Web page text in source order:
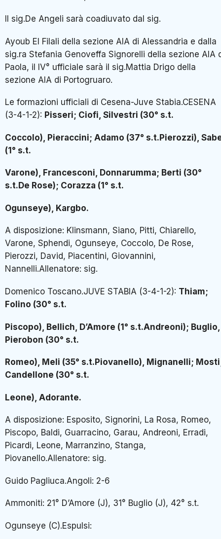
Il sig.De Angeli sarà coadiuvato dal sig.
Ayoub El Filali della sezione AIA di Alessandria e dalla
sig.ra Stefania Genoveffa Signorelli della sezione AIA
Paola, il IV° ufficiale sarà il sig.Mattia Drigo della
sezione AIA di Portogruaro.
Le formazioni ufficiali di Cesena-Juve Stabia.CESENA
(3-4-1-2): Pisseri; Ciofi, Silvestri (30° s.t.
Coccolo), Pieraccini; Adamo (37° s.t.Pierozzi),
(1° s.t.
Varone), Francesconi, Donnarumma; Berti (30°
s.t.De Rose); Corazza (1° s.t.
Ogunseye), Kargbo.
A disposizione: Klinsmann, Siano, Pitti, Chiarello,
Varone, Sphendi, Ogunseye, Coccolo, De Rose,
Pierozzi, David, Piacentini, Giovannini,
Nannelli.Allenatore: sig.
Domenico Toscano.JUVE STABIA (3-4-1-2): Thiam;
Folino (30° s.t.
Piscopo), Bellich, D’Amore (1° s.t.Andreoni); Buglio,
Pierobon (30° s.t.
Romeo), Meli (35° s.t.Piovanello), Mignanelli;
Candellone (30° s.t.
Leone), Adorante.
A disposizione: Esposito, Signorini, La Rosa, Romeo,
Piscopo, Baldi, Guarracino, Garau, Andreoni, Erradi,
Picardi, Leone, Marranzino, Stanga,
Piovanello.Allenatore: sig.
Guido Pagliuca.Angoli: 2-6
Ammoniti: 21° D’Amore (J), 31° Buglio (J), 42° s.t.
Ogunseye (C).Espulsi: